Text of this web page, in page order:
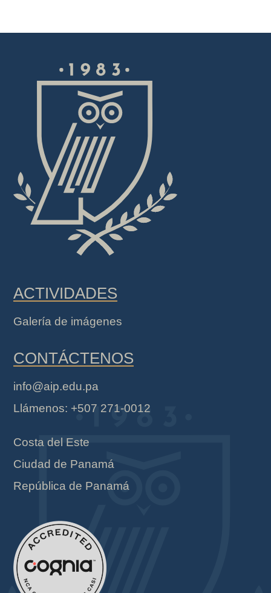
ACTIVIDADES
Galería de imágenes
CONTÁCTENOS
info@aip.edu.pa
Llámenos: +507 271-0012
Costa del Este
Ciudad de Panamá
República de Panamá